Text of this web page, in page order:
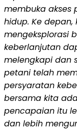
membuka akses
hidup. Ke
mengeksplorasi
keberlanjutan
melengkapi dan
petani telah
persyaratan
bersama kita
pencapaian itu
dan lebih